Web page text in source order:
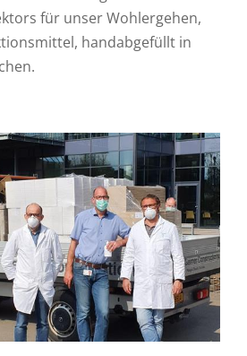
für unser Wohlergehen,
handabgefüllt in